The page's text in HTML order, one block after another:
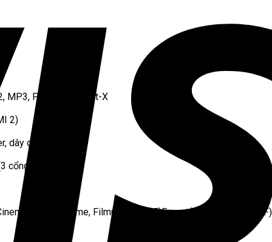
MP3, PCM, WMA, apt-X
2)
dây cáp điện
cổng)
Sports, Game, Filmmaker, (ISF)Expert(Bright Room),